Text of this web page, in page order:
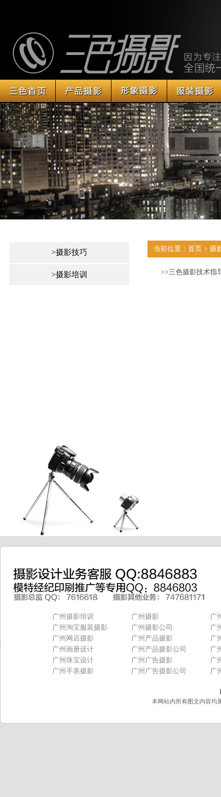
>摄影技巧
>摄影培训
当前位置：首页 > 摄
>>三色摄影技术指
广州摄影培训 广州摄影
广
广州淘宝服装摄影
广州摄影公司
广
广州网店摄影
广州产品摄影
广
广州画册设计
广州产品摄影公司
广
广州珠宝设计
广州广告摄影
广
广州手表摄影
广州广告摄影公司 广
本网站内所有图文内容